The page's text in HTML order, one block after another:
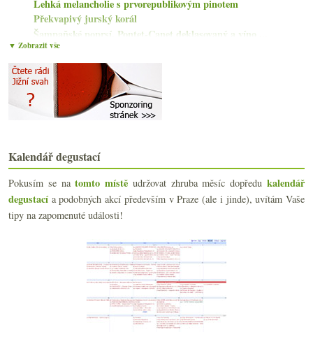
Lehká melancholie s prvorepublikovým pinotem
Překvapivý jurský korál
Šampaňské poprsí, Pontet-Canet deklasovaný a víno ...
Nádherné Il Frappato
Pár pinotů z ČR i Burgundska a zákeřná Čína
Chablis, výprodejový Pinot a líbivá Frankovka
Výrazné červené a něco k netypickým balením
Riesling z Alsaska od základu po Grand Cru
Bramborový terroir & pivní novinky
Parádní bílé od Loiry
Timotheus, Atanasius, Josephine a Joschuari
Rosa Inferni a elitní domácí pinot
Rekordní aukce & dosycená šlechtitelka
A takhle my tu žijeme…
Pětkrát Fixin od bratrů Berthautových
Hledání básně se sylvánem
Biodynamické Champagne, Sylvaner starých keřů a Ri...
▼ Zobrazit vše
Kalendář degustací
Pokusím se natomto místě udržovat zhruba měsíc dopředukalendář
degustacía podobných akcí především v Praze (ale i jinde), uvítám Vaše
tipy na zapomenuté události!